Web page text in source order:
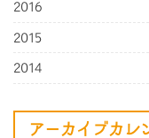
2016
2015
2014
アーカイブカレ